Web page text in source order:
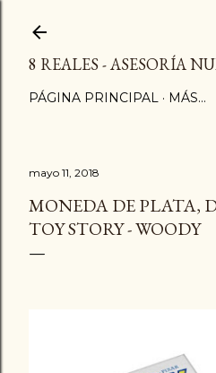
8 REALES - ASESORÍA
PÁGINA PRINCIPAL MÁS…
mayo 11, 2018
MONEDA DE PLATA,
TOY STORY - WOODY